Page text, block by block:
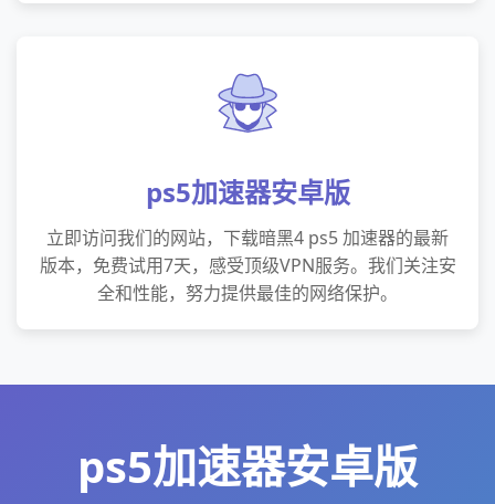
ps5加速器安卓版
立即访问我们的网站，下载暗黑4 ps5 加速器的最新
版本，免费试用7天，感受顶级VPN服务。我们关注安
全和性能，努力提供最佳的网络保护。
ps5加速器安卓版